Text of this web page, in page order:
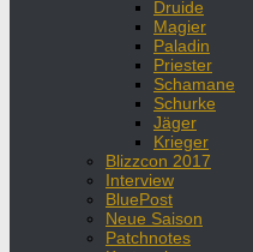
Druide
Magier
Paladin
Priester
Schamane
Schurke
Jäger
Krieger
Blizzcon 2017
Interview
BluePost
Neue Saison
Patchnotes